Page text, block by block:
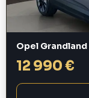
Opel Grandland
12 990 €